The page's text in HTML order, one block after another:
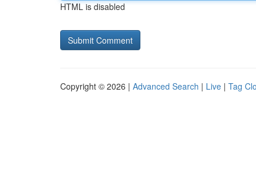
HTML is disabled
Copyright © 2026 | Advanced Search | Live | Tag